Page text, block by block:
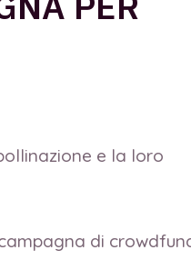
e la loro
di